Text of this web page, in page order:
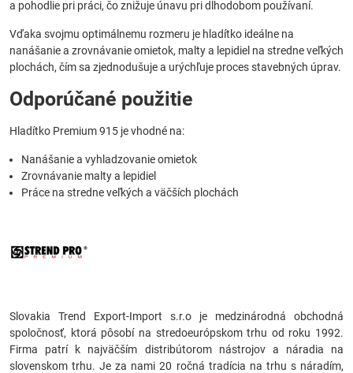
a pohodlie pri práci, čo znižuje únavu pri dlhodobom používaní.
Vďaka svojmu optimálnemu rozmeru je hladítko ideálne na
nanášanie a zrovnávanie omietok, malty a lepidiel na stredne veľkých
plochách, čím sa zjednodušuje a urýchľuje proces stavebných úprav.
Odporúčané použitie
Hladítko Premium 915 je vhodné na:
Nanášanie a vyhladzovanie omietok
Zrovnávanie malty a lepidiel
Práce na stredne veľkých a väčších plochách
Slovakia Trend Export-Import s.r.o je medzinárodná obchodná
spoločnosť, ktorá pôsobí na stredoeurópskom trhu od roku 1992.
Firma patrí k najväčším distribútorom nástrojov a náradia na
slovenskom trhu. Je za nami 20 ročná tradícia na trhu s náradím,